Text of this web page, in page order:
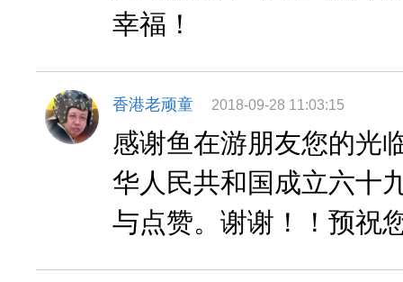
幸福！
香港老顽童 2018-09-28 11:03:15
感谢鱼在游朋友您的光
华人民共和国成立六十
与点赞。谢谢！！预祝